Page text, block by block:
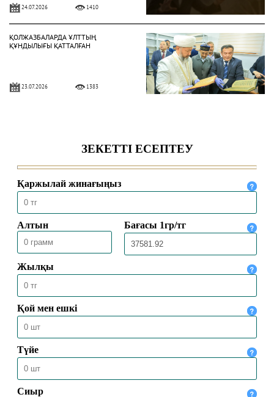
24.07.2026 1410
ҚОЛЖАЗБАЛАРДА ҰЛТТЫҢ
ҚҰНДЫЛЫҒЫ ҚАТТАЛҒАН
23.07.2026 1383
16.07.2026 1802
ПОЧЕМУ САЛАФИТЫ ОТРИЦАЮТ
МАТУРИДИ?
15.07.2026